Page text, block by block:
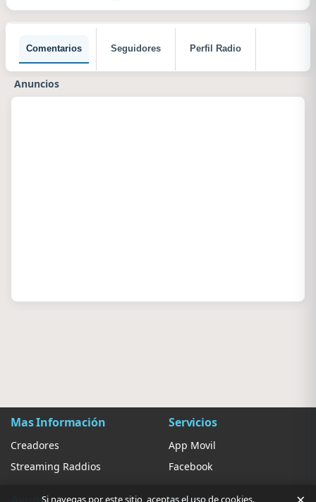
Comentarios Seguidores Perfil Radio
Anuncios
Mas Información
Creadores
Streaming Raddios
Servicios
App Movil
Facebook
Si navegas por este sitio, aceptas el uso de cookies.